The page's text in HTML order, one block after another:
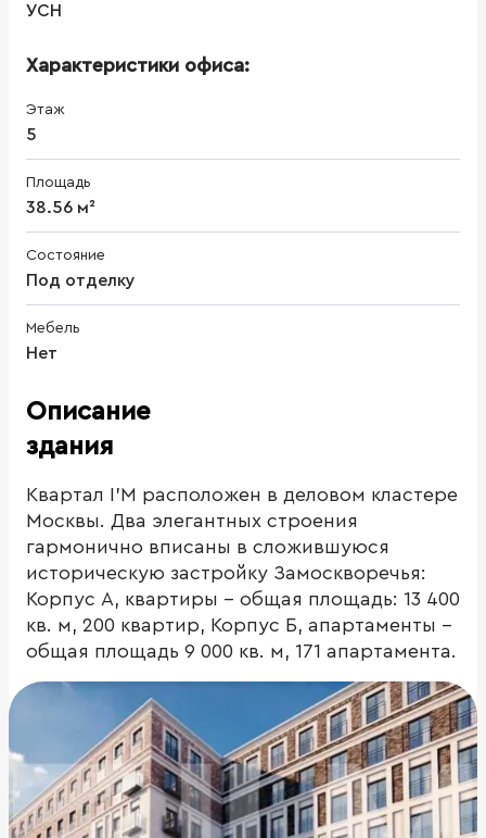
УСН
Характеристики офиса:
Этаж
5
Площадь
38.56 м²
Состояние
Под отделку
Мебель
Нет
Описание
здания
Квартал I’M расположен в деловом кластере
Москвы. Два элегантных строения
гармонично вписаны в сложившуюся
историческую застройку Замоскворечья:
Корпус А, квартиры - общая площадь: 13 400
кв. м, 200 квартир, Корпус Б, апартаменты -
общая площадь 9 000 кв. м, 171 апартамента.